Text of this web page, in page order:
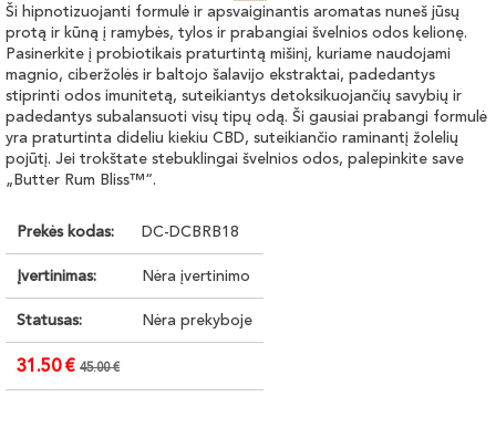
Ši hipnotizuojanti formulė ir apsvaiginantis aromatas nuneš jūsų
protą ir kūną į ramybės, tylos ir prabangiai švelnios odos kelionę.
Pasinerkite į probiotikais praturtintą mišinį, kuriame naudojami
magnio, ciberžolės ir baltojo šalavijo ekstraktai, padedantys
stiprinti odos imunitetą, suteikiantys detoksikuojančių savybių ir
padedantys subalansuoti visų tipų odą. Ši gausiai prabangi formulė
yra praturtinta dideliu kiekiu CBD, suteikiančio raminantį žolelių
pojūtį. Jei trokštate stebuklingai švelnios odos, palepinkite save
„Butter Rum Bliss™“.
Prekės kodas: DC-DCBRB18
Įvertinimas: Nėra įvertinimo
Statusas: Nėra prekyboje
31.50 € 45.00 €